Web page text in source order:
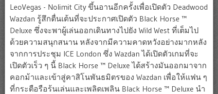
LeoVegas - Nolimit City ขึ้นอานอีกครั้งเพื่อเปิดตัว Deadwood
Wazdan รู้สึกตื่นเต้นที่จะประกาศเปิดตัว Black Horse ™
Deluxe ซึ่งจะพาผู้เล่นออกเดินทางไปยัง Wild West ที่เต็มไป
ด้วยความสนุกสนาน หลังจากมีความคาดหวังอย่างมากหลัง
จากการประชุม ICE London ซึ่ง Wazdan ได้เปิดตัวเกมที่จะ
เปิดตัวเร็ว ๆ นี้ Black Horse ™ Deluxe ได้สร้างมันออกมาจาก
คอกม้าและเข้าสู่คาสิโนพันธมิตรของ Wazdan เพื่อให้แฟน ๆ
ที่กระตือรือร้นเล่นและเพลิดเพลิน Black Horse ™ Deluxe นำ